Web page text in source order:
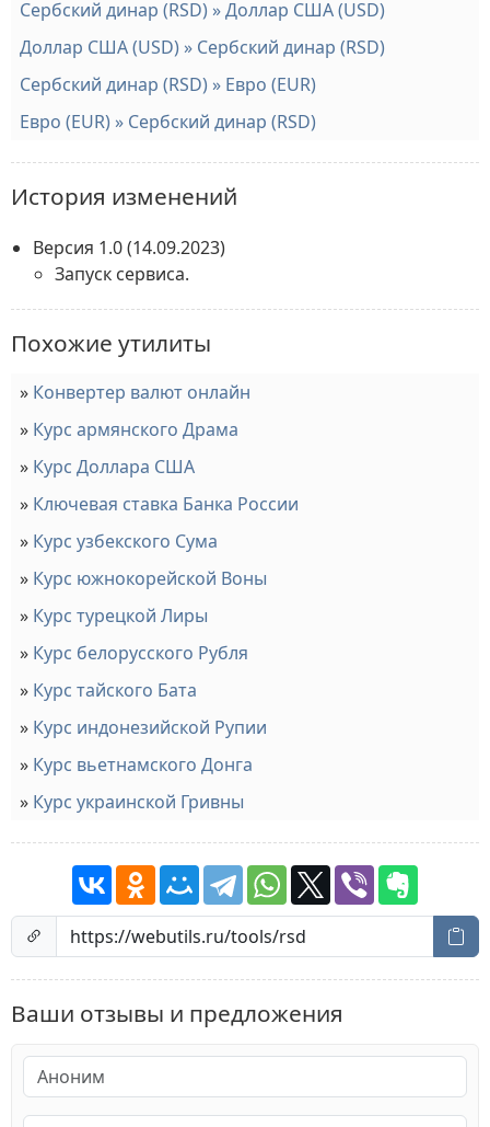
Сербский динар (RSD) » Доллар США (USD)
Доллар США (USD) » Сербский динар (RSD)
Сербский динар (RSD) » Евро (EUR)
Евро (EUR) » Сербский динар (RSD)
История изменений
Версия 1.0(14.09.2023)
Запуск сервиса.
Похожие утилиты
Конвертер валют онлайн
Курс армянского Драма
Курс Доллара США
Ключевая ставка Банка России
Курс узбекского Сума
Курс южнокорейской Воны
Курс турецкой Лиры
Курс белорусского Рубля
Курс тайского Бата
Курс индонезийской Рупии
Курс вьетнамского Донга
Курс украинской Гривны
Ваши отзывы и предложения